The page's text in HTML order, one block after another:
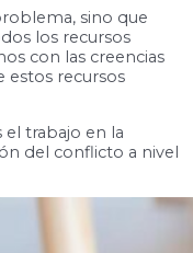
sino que
los recursos
con las creencias
estos recursos
el trabajo en la
del conflicto a nivel